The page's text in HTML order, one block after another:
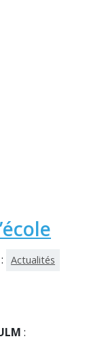
Actualités
: